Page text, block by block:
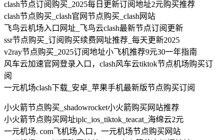
clash节点订阅购买_2025每日更新订阅地址2元购买推荐
clash节点购买_clash官网节点购买_clash网站
飞鸟云机场入口网址_飞鸟云clash最新节点订阅更新
ssr节点购买_订阅购买续费网址推荐_每天更新2025
v2ray节点购买_2025订阅地址小飞机推荐9元30一年指南
风车云加速官网登录入口，clash风车云tiktok节点机场购买订
阅
一元机场clash下载_安卓_苹果手机最新版节点购买订阅
小火箭节点购买_shadowrocket小火箭购买网站推荐
小火箭节点购买网址iplc_ios_tiktok_teacat_海绵云2元
一元机场. com飞机场入口，一元机场节点购买网站